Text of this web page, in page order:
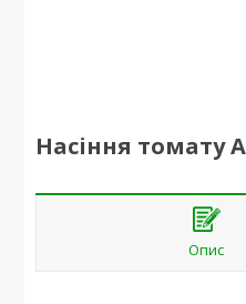
Насіння томату
Опис